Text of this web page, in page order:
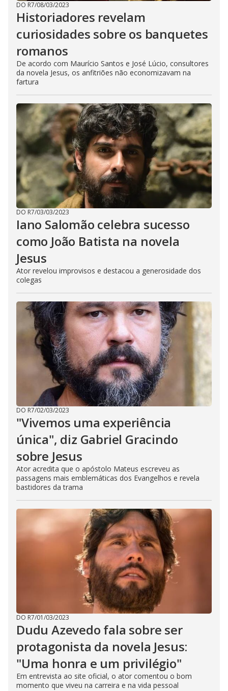
DO R7/08/03/2023
Historiadores revelam
curiosidades sobre os banquetes
romanos
De acordo com Maurício Santos e José Lúcio, consultores
da novela Jesus, os anfitriões não economizavam na
fartura
DO R7/03/03/2023
Iano Salomão celebra sucesso
como João Batista na novela
Jesus
Ator revelou improvisos e destacou a generosidade dos
colegas
DO R7/02/03/2023
"Vivemos uma experiência
única", diz Gabriel Gracindo
sobre Jesus
Ator acredita que o apóstolo Mateus escreveu as
passagens mais emblemáticas dos Evangelhos e revela
bastidores da trama
DO R7/01/03/2023
Dudu Azevedo fala sobre ser
protagonista da novela Jesus:
"Uma honra e um privilégio"
Em entrevista ao site oficial, o ator comentou o bom
momento que viveu na carreira e na vida pessoal